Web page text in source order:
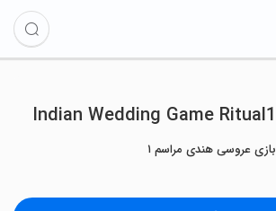
Indian Wedding Game Ritual1
بازی عروسی هندی مراسم ۱